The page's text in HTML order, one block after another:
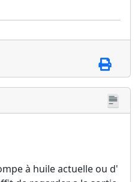
à huile actuelle ou d'